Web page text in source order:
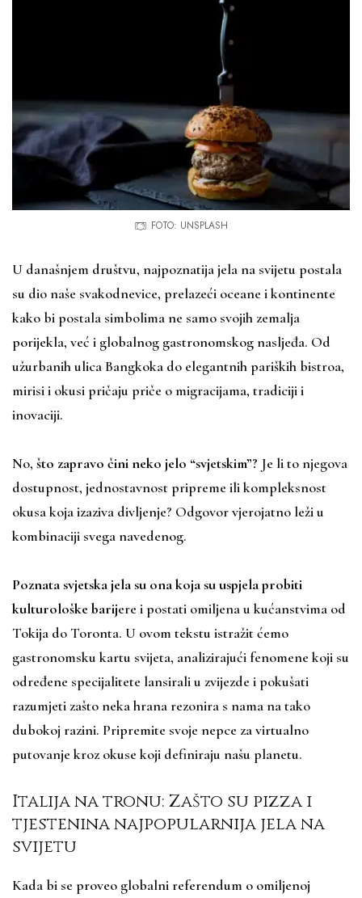
FOTO: UNSPLASH
U današnjem društvu, najpoznatija jela na svijetu postala
su dio naše svakodnevice, prelazeći oceane i kontinente
kako bi postala simbolima ne samo svojih zemalja
porijekla, već i globalnog gastronomskog nasljeđa. Od
užurbanih ulica Bangkoka do elegantnih pariških bistroa,
mirisi i okusi pričaju priče o migracijama, tradiciji i
inovaciji.
No, što zapravo čini neko jelo “svjetskim”? Je li to njegova
dostupnost, jednostavnost pripreme ili kompleksnost
okusa koja izaziva divljenje? Odgovor vjerojatno leži u
kombinaciji svega navedenog.
Poznata svjetska jela su ona koja su uspjela probiti
kulturološke barijere i postati omiljena u kućanstvima od
Tokija do Toronta. U ovom tekstu istražit ćemo
gastronomsku kartu svijeta, analizirajući fenomene koji su
određene specijalitete lansirali u zvijezde i pokušati
razumjeti zašto neka hrana rezonira s nama na tako
dubokoj razini. Pripremite svoje nepce za virtualno
putovanje kroz okuse koji definiraju našu planetu.
Italija na tronu: Zašto su pizza i
tjestenina najpopularnija jela na
svijetu
Kada bi se proveo globalni referendum o omiljenoj